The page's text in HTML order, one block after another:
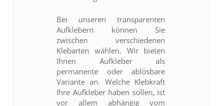
Bei unseren transparenten
Aufklebern können Sie
zwischen verschiedenen
Klebarten wählen. Wir bieten
Ihnen Aufkleber als
permanente oder ablösbare
Variante an. Welche Klebkraft
Ihre Aufkleber haben sollen, ist
vor allem abhängig vom